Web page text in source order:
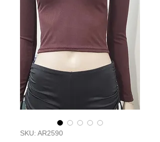
SKU: AR2590